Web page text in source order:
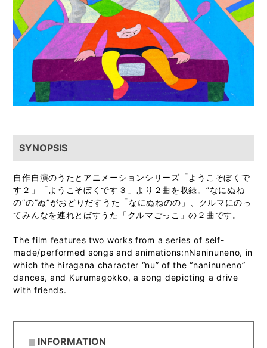
SYNOPSIS
自作自演のうたとアニメーションシリーズ「ようこそぼくで
す２」「ようこそぼくです３」より２曲を収録。”なにぬね
の”の”ぬ”がおどりだすうた「なにぬねのの」、クルマにのっ
てみんなを連れとばすうた「クルマごっこ」の２曲です。
The film features two works from a series of self-
made/performed songs and animations:nNaninuneno, in
which the hiragana character “nu” of the “naninuneno”
dances, and Kurumagokko, a song depicting a drive
with friends.
INFORMATION